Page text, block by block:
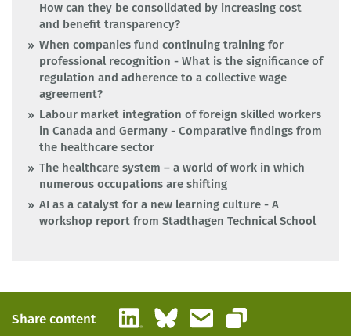
How can they be consolidated by increasing cost
and benefit transparency?
When companies fund continuing training for
professional recognition - What is the significance of
regulation and adherence to a collective wage
agreement?
Labour market integration of foreign skilled workers
in Canada and Germany - Comparative findings from
the healthcare sector
The healthcare system – a world of work in which
numerous occupations are shifting
AI as a catalyst for a new learning culture - A
workshop report from Stadthagen Technical School
Share content LinkedInBlueskyEmail
Copy link